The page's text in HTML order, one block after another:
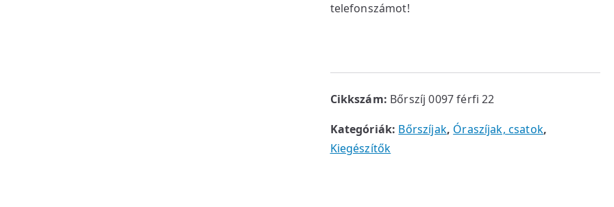
telefonszámot!
Cikkszám: Bőrszíj 0097 férfi 22
Kategóriák: Bőrszíjak, Óraszíjak, csatok,
Kiegészítők